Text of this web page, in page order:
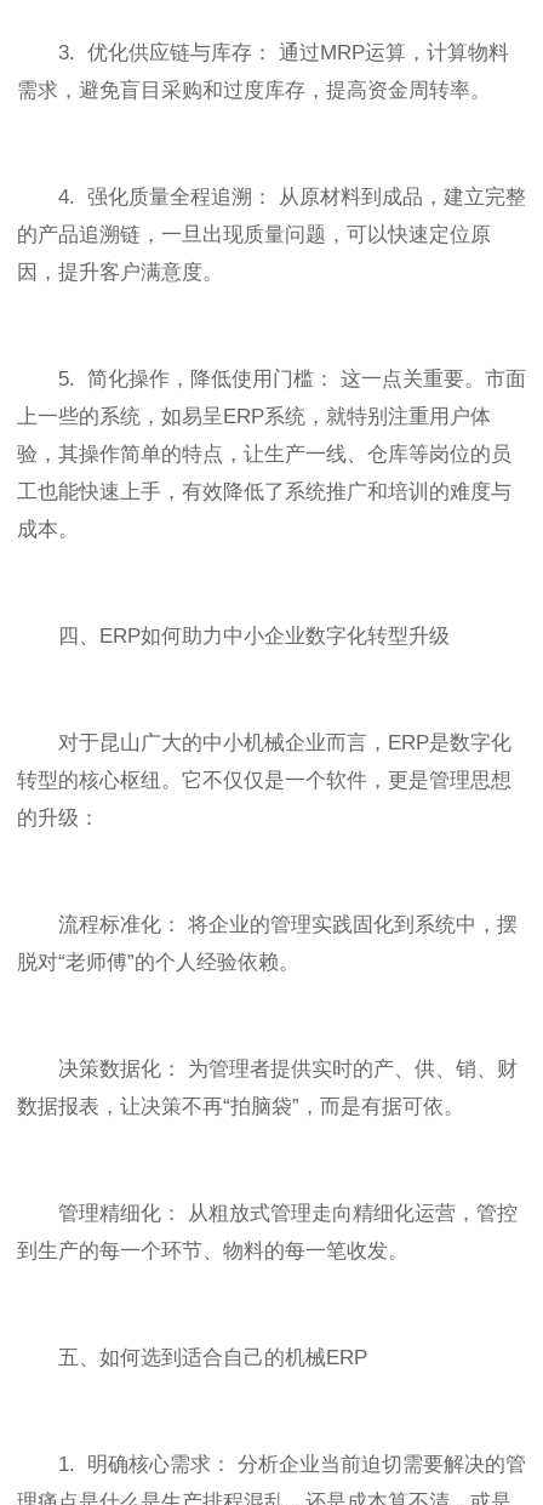
3. 优化供应链与库存： 通过MRP运算，计算物料
需求，避免盲目采购和过度库存，提高资金周转率。
4. 强化质量全程追溯： 从原材料到成品，建立完整
的产品追溯链，一旦出现质量问题，可以快速定位原
因，提升客户满意度。
5. 简化操作，降低使用门槛： 这一点关重要。市面
上一些的系统，如易呈ERP系统，就特别注重用户体
验，其操作简单的特点，让生产一线、仓库等岗位的员
工也能快速上手，有效降低了系统推广和培训的难度与
成本。
四、ERP如何助力中小企业数字化转型升级
对于昆山广大的中小机械企业而言，ERP是数字化
转型的核心枢纽。它不仅仅是一个软件，更是管理思想
的升级：
流程标准化： 将企业的管理实践固化到系统中，摆
脱对“老师傅”的个人经验依赖。
决策数据化： 为管理者提供实时的产、供、销、财
数据报表，让决策不再“拍脑袋”，而是有据可依。
管理精细化： 从粗放式管理走向精细化运营，管控
到生产的每一个环节、物料的每一笔收发。
五、如何选到适合自己的机械ERP
1. 明确核心需求： 分析企业当前迫切需要解决的管